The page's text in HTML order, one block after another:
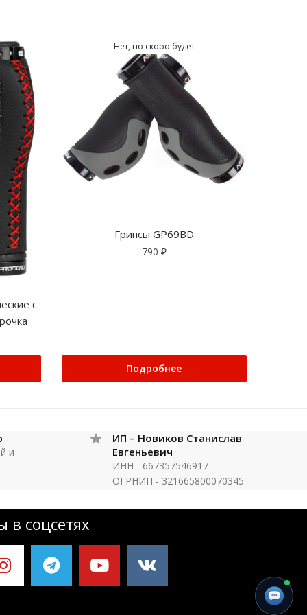
с
Нет, но скоро будет
Грипсы GP69BD
790 ₽
Подробнее
и
ИП – Новиков Станислав
Евгеньевич
ИНН - 667357546917
ОГРНИП - 321665800070345
в соцсетях